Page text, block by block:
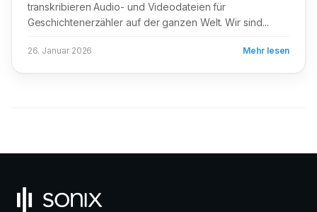
transkribieren Audio- und Videodateien für
Geschichtenerzähler auf der ganzen Welt. Wir sind...
26. Januar 2026 Mehr lesen